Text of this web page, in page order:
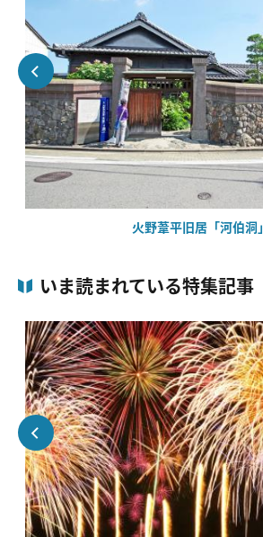
火野葦平旧居「河伯洞」
いま読まれている特集記事